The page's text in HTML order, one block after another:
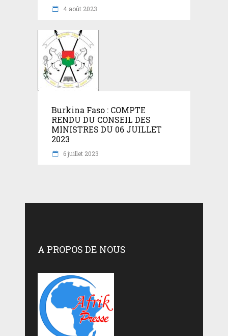
4 août 2023
Burkina Faso : COMPTE
RENDU DU CONSEIL DES
MINISTRES DU 06 JUILLET
2023
6 juillet 2023
A PROPOS DE NOUS